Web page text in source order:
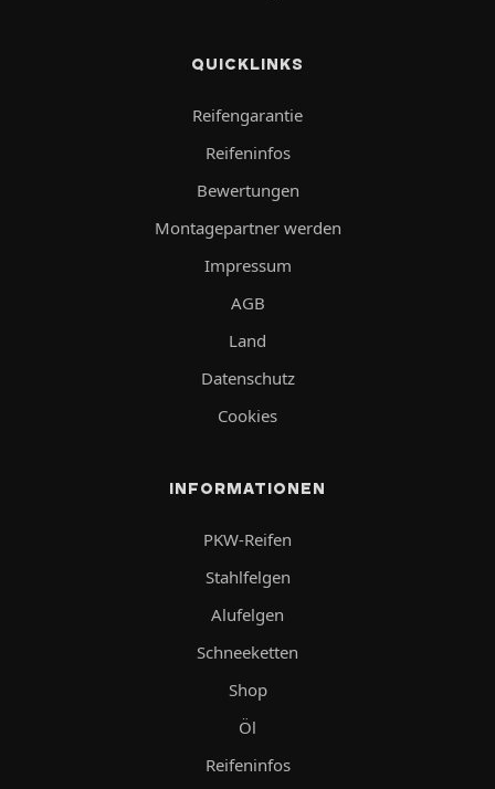
QUICKLINKS
Reifengarantie
Reifeninfos
Bewertungen
Montagepartner werden
Impressum
AGB
Land
Datenschutz
Cookies
INFORMATIONEN
PKW-Reifen
Stahlfelgen
Alufelgen
Schneeketten
Shop
Öl
Reifeninfos